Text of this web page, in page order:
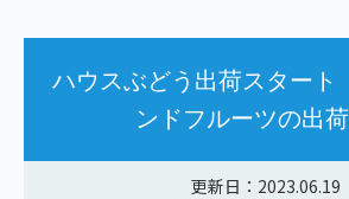
ハウスぶどう出荷スター
ンドフルーツの出
更新日：2023.06.19